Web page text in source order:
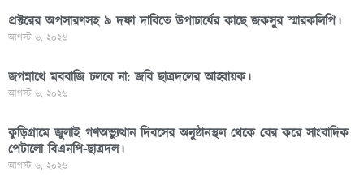
প্রক্টরের অপসারণসহ ৯ দফা দাবিতে উপাচার্যের কাছে জকসুর স্মারকলিপি।
আগস্ট ৬, ২০২৬
জগন্নাথে মববাজি চলবে না: জবি ছাত্রদলের আহ্বায়ক।
আগস্ট ৬, ২০২৬
কুড়িগ্রামে জুলাই গণঅভ্যুত্থান দিবসের অনুষ্ঠানস্থল থেকে বের করে সাংবাদিক
পেটালো বিএনপি-ছাত্রদল।
আগস্ট ৬, ২০২৬